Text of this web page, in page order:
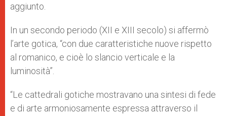
aggiunto.
In un secondo periodo (XII e XIII secolo) si affermò
l’arte gotica, “con due caratteristiche nuove rispetto
al romanico, e cioè lo slancio verticale e la
luminosità”.
“Le cattedrali gotiche mostravano una sintesi di fede
e di arte armoniosamente espressa attraverso il